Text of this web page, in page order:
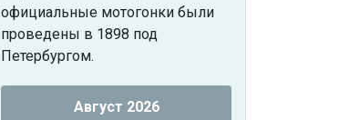
официальные мотогонки были
проведены в 1898 под
Петербургом.
Август 2026